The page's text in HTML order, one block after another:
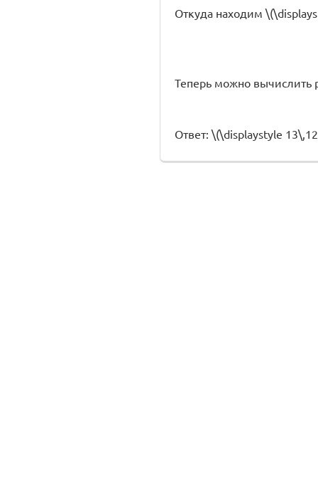
Откуда находим
Теперь можно вычислить
Ответ: \(\displaystyle